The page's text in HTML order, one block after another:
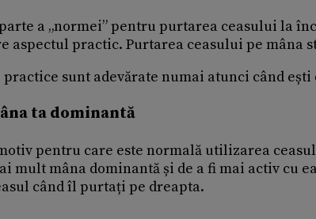
a „normei” pentru purtarea ceasului la
aspectul practic. Purtarea ceasului pe mâna
sunt adevărate numai atunci când
ta dominantă
pentru care este normală utilizarea
mult mâna dominantă și de a fi mai activ cu
când îl purtați pe dreapta.